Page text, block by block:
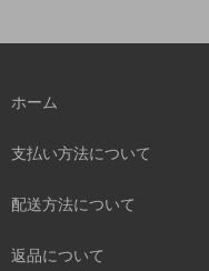
ホーム
支払い方法について
配送方法について
返品について